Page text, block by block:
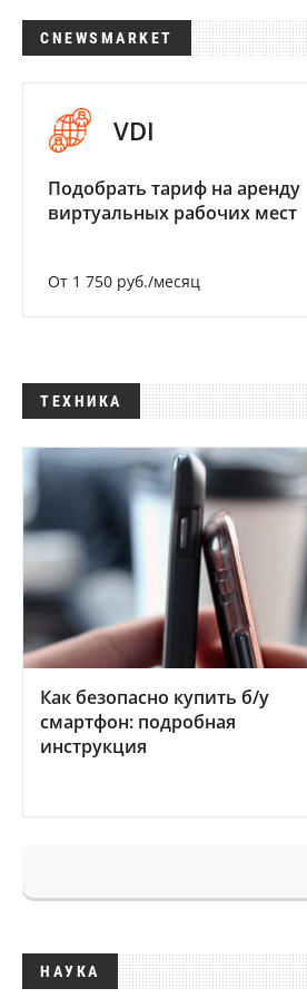
CNEWSMARKET
VDI
Подобрать тариф на аренду
виртуальных рабочих мест
От 1 750 руб./месяц
ТЕХНИКА
Как безопасно купить б/у
смартфон: подробная
инструкция
НАУКА